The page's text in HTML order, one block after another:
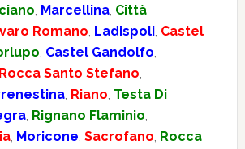
, Marcellina, Città
Romano, Ladispoli, Castel
, Castel Gandolfo,
Rocca Santo Stefano,
, Riano, Testa Di
, Rignano Flaminio,
, Moricone, Sacrofano, Rocca